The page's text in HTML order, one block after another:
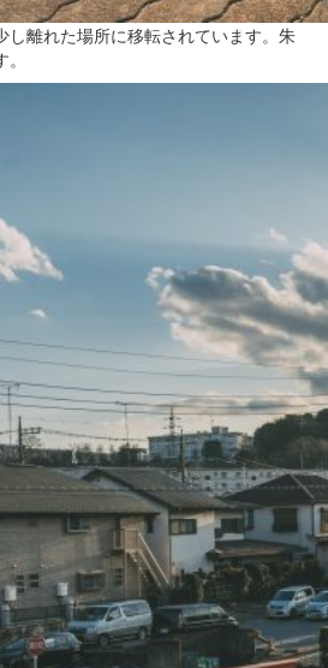
し離れた場所に移転されています。朱